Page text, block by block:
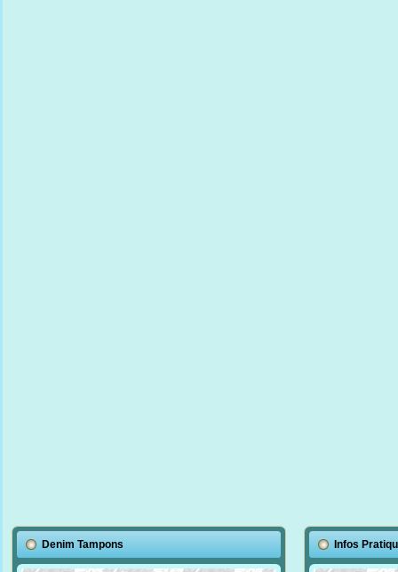
Denim Tampons Infos